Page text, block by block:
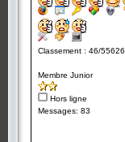
Classement : 46/55626
Membre Junior
Hors ligne
Messages: 83